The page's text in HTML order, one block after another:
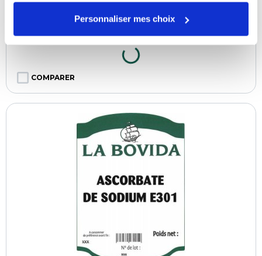
Personnaliser mes choix
COMPARER